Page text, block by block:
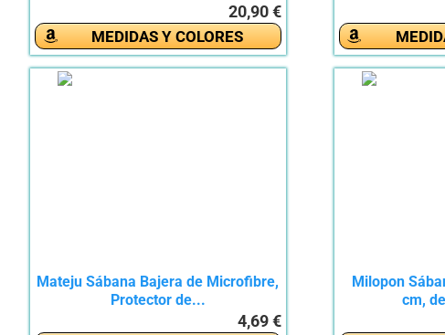
20,90 €
MEDIDAS Y COLORES
Mateju Sábana Bajera de Microfibre,
Protector de...
4,69 €
Milopon
cm,